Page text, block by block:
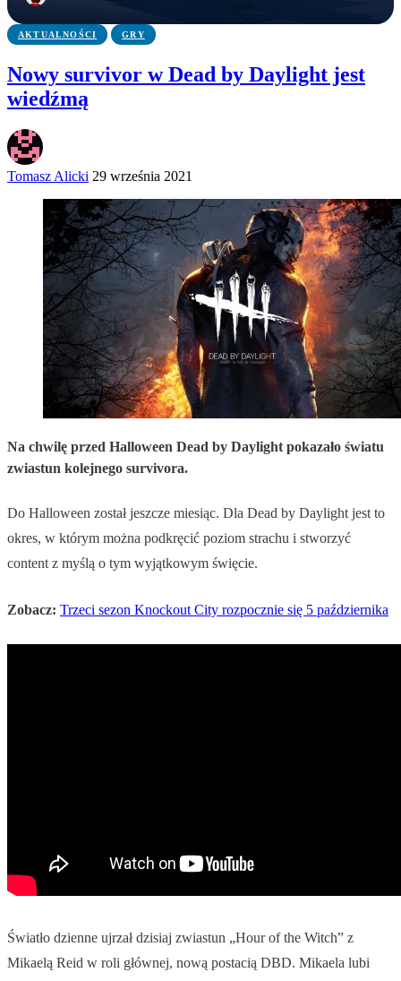
AKTUALNOŚCI GRY
Nowy survivor w Dead by Daylight jest
wiedźmą
Tomasz Alicki 29 września 2021
Na chwilę przed Halloween Dead by Daylight pokazało światu
zwiastun kolejnego survivora.
Do Halloween został jeszcze miesiąc. Dla Dead by Daylight jest to
okres, w którym można podkręcić poziom strachu i stworzyć
content z myślą o tym wyjątkowym święcie.
Zobacz: Trzeci sezon Knockout City rozpocznie się 5 października
Światło dzienne ujrzał dzisiaj zwiastun „Hour of the Witch” z
Mikaelą Reid w roli głównej, nową postacią DBD. Mikaela lubi